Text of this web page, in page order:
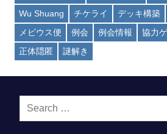
Wu Shuang
チケライ デッキ構築
メビウス便
例会 例会情報 協力
正体隠匿
謎解き
Search